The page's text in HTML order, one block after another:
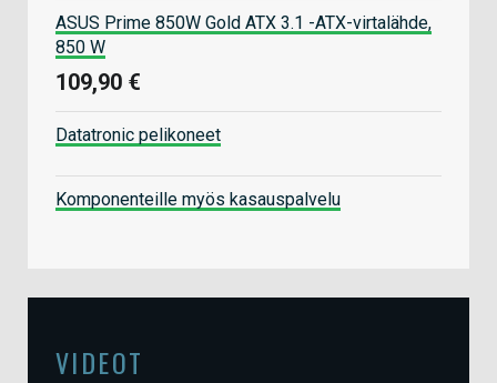
ASUS Prime 850W Gold ATX 3.1 -ATX-virtalähde,
850 W
109,90 €
Datatronic pelikoneet
Komponenteille myös kasauspalvelu
VIDEOT